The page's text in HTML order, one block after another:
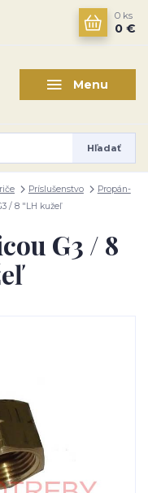
Menu
Hľadať
0 ks
0 €
Príslušenstvo
Propán-
/ 8 "LH kužeľ
G3 / 8